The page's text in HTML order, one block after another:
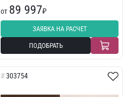
от 89 997₽
ЗАЯВКА НА РАСЧЕТ
ПОДОБРАТЬ
303754